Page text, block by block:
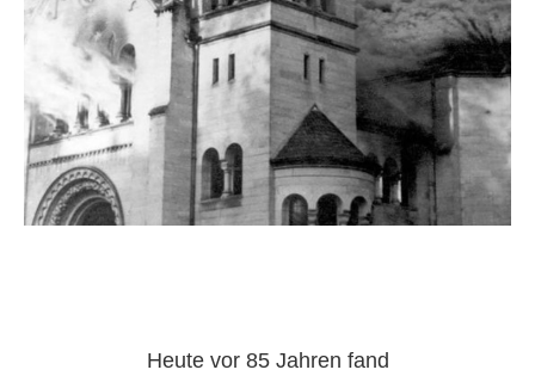
Heute vor 85 Jahren fand